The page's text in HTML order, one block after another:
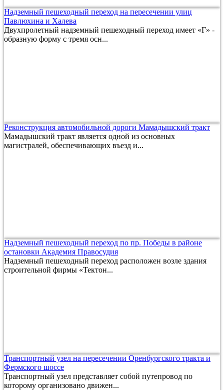
Надземный пешеходный переход на пересечении улиц
Павлюхина и Халева
Двухпролетный надземный пешеходный переход имеет «Г» -
образную форму с тремя осн...
Реконструкция автомобильной дороги Мамадышский тракт
Мамадышский тракт является одной из основных
магистралей, обеспечивающих въезд и...
Надземный пешеходный переход по пр. Победы в районе
остановки Академия Правосудия
Надземный пешеходный переход расположен возле здания
строительной фирмы «Тектон...
Транспортный узел на пересечении Оренбургского тракта и
Фермского шоссе
Транспортный узел представляет собой путепровод по
которому организовано движен...